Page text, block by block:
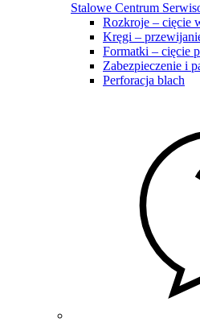
Stalowe Centrum
Rozkroje – cięcie
Kręgi –
Formatki – cięcie
Zabezpieczenie i
Perforacja blach